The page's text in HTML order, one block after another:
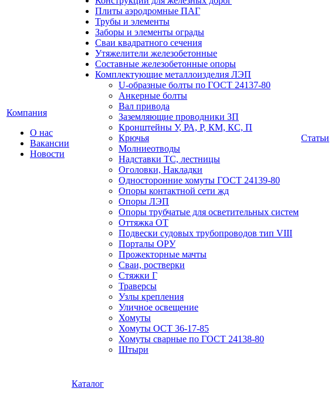
Компания
О нас
Вакансии
Новости
Плиты аэродромные ПАГ
Трубы и элементы
Заборы и элементы ограды
Сваи квадратного сечения
Утяжелители железобетонные
Составные железобетонные опоры
Комплектующие металлоизделия ЛЭП
U-образные болты по ГОСТ 24137-80
Анкерные болты
Вал привода
Заземляющие проводники ЗП
Кронштейны У, РА, Р, КМ, КС, П
Крючья
Молниеотводы
Надставки ТС, лестницы
Оголовки, Накладки
Односторонние хомуты ГОСТ 24139-80
Опоры контактной сети жд
Опоры ЛЭП
Опоры трубчатые для осветительных систем
Оттяжка ОТ
Подвески судовых трубопроводов тип VIII
Порталы ОРУ
Прожекторные мачты
Сваи, ростверки
Стяжки Г
Траверсы
Узлы крепления
Уличное освещение
Хомуты
Хомуты ОСТ 36-17-85
Хомуты сварные по ГОСТ 24138-80
Штыри
Статьи
Каталог